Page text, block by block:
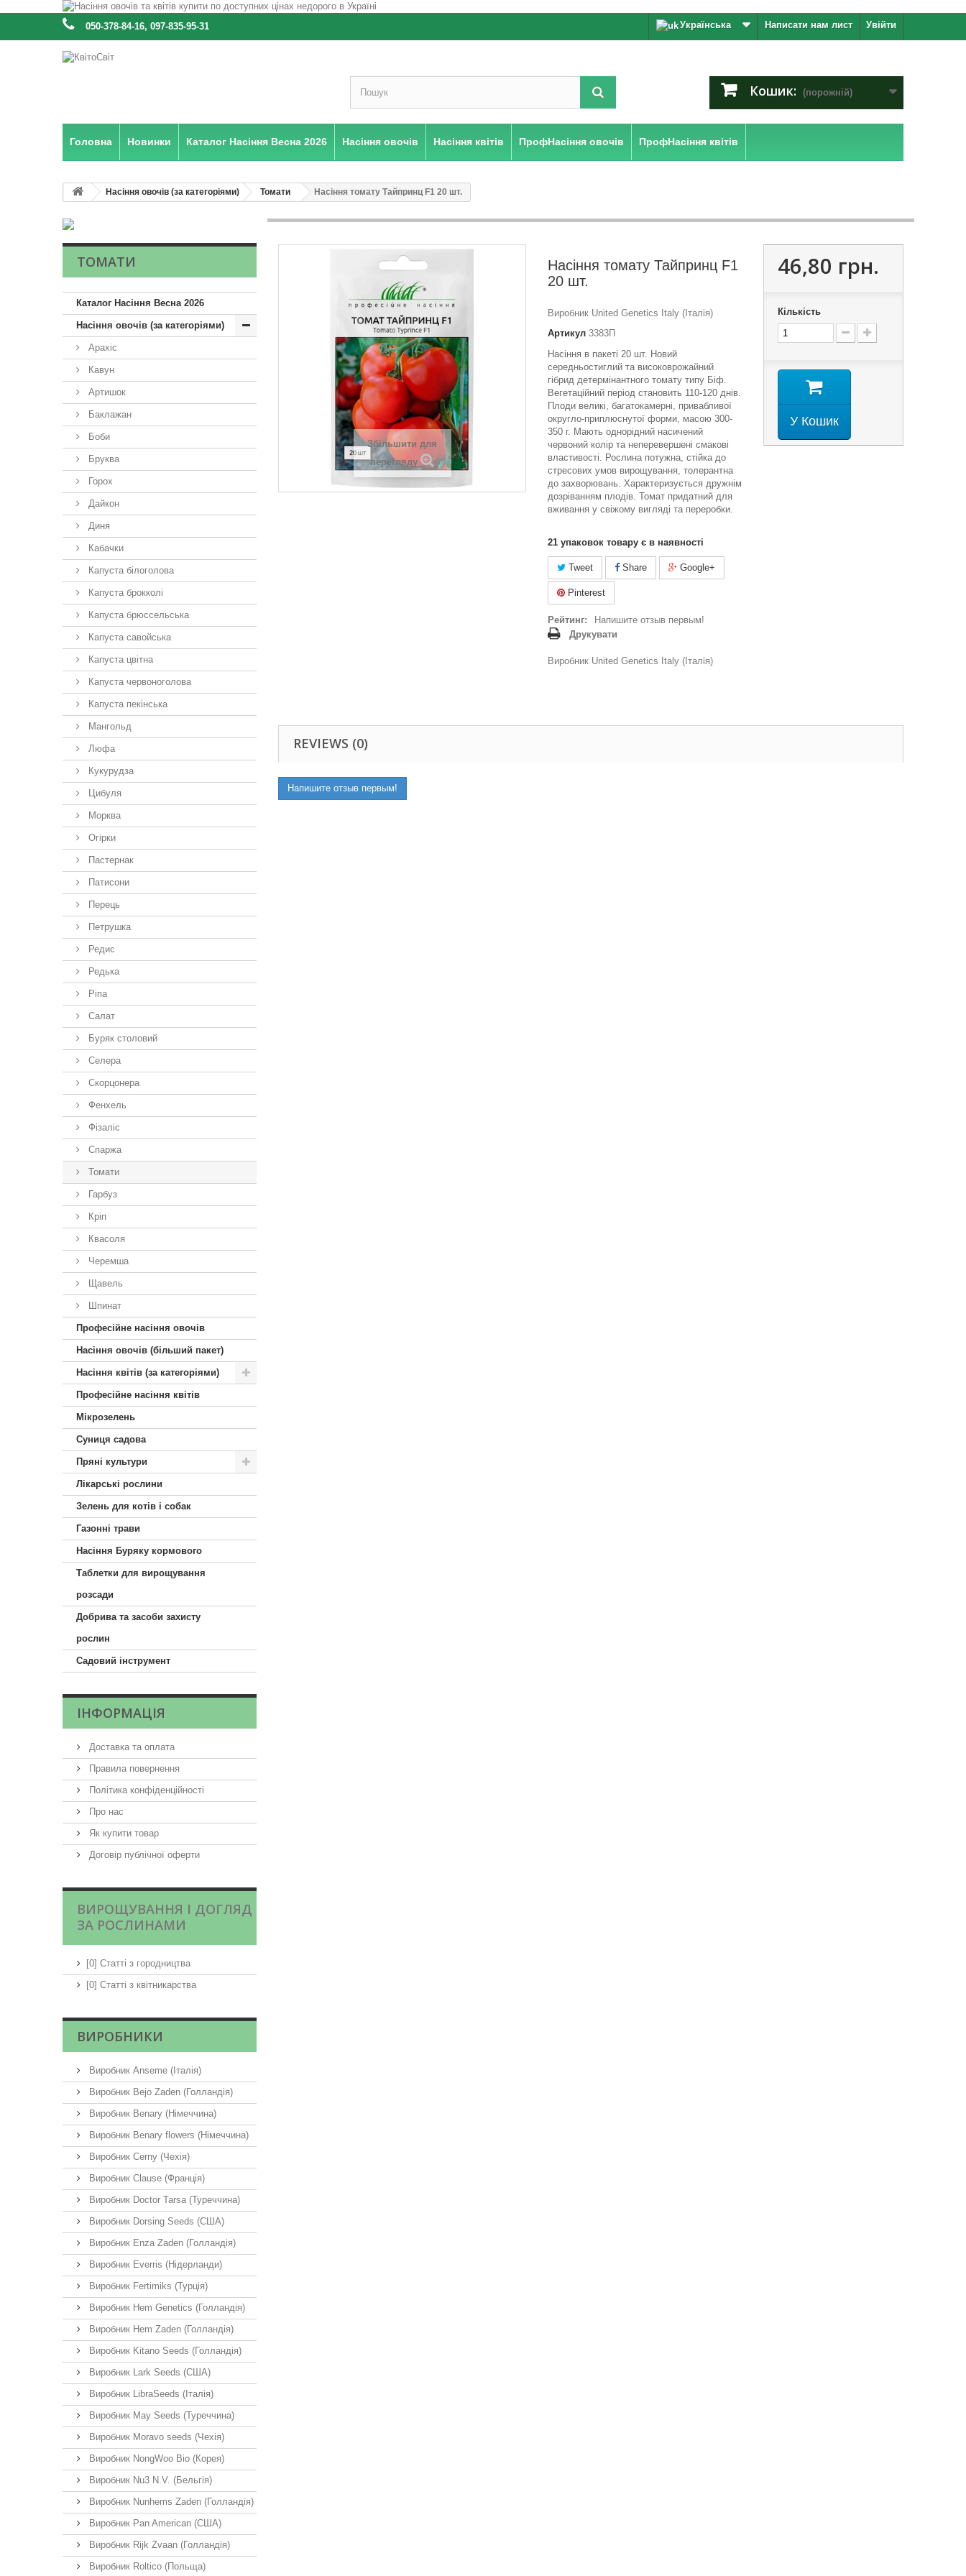
Увійти
Написати нам лист
: 050-378-84-16, 097-835-95-31 Українська
Кошик: (порожній)
Головна Новинки Каталог Насіння Весна 2026 Насіння овочів Насіння квітів ПрофНасіння овочів ПрофНасіння квітів
Насіння овочів (за категоріями) Томати Насіння томату Тайпринц F1 20 шт.
ТОМАТИ
Каталог Насіння Весна 2026
Насіння овочів (за категоріями)
Арахіс
Кавун
Артишок
Баклажан
Боби
Бруква
Горох
Дайкон
Диня
Кабачки
Капуста білоголова
Капуста брокколі
Капуста брюссельська
Капуста савойська
Капуста цвітна
Капуста червоноголова
Капуста пекінська
Мангольд
Люфа
Кукурудза
Цибуля
Морква
Огірки
Пастернак
Патисони
Перець
Петрушка
Редис
Редька
Ріпа
Салат
Буряк столовий
Селера
Скорцонера
Фенхель
Фізаліс
Спаржа
Томати
Гарбуз
Кріп
Квасоля
Черемша
Щавель
Шпинат
Професійне насіння овочів
Насіння овочів (більший пакет)
Насіння квітів (за категоріями)
Професійне насіння квітів
Мікрозелень
Суниця садова
Пряні культури
Лікарські рослини
Зелень для котів і собак
Газонні трави
Насіння Буряку кормового
Таблетки для вирощування
розсади
Добрива та засоби захисту
рослин
Садовий інструмент
ІНФОРМАЦІЯ
Доставка та оплата
Правила повернення
Політика конфіденційності
Про нас
Як купити товар
Договір публічної оферти
ВИРОЩУВАННЯ І ДОГЛЯД
ЗА РОСЛИНАМИ
[0] Статті з городництва
[0] Статті з квітникарства
ВИРОБНИКИ
Виробник Anseme (Італія)
Виробник Bejo Zaden (Голландія)
Виробник Benary (Німеччина)
Виробник Benary flowers (Німеччина)
Виробник Cerny (Чехія)
Виробник Clause (Франція)
Виробник Doctor Tarsa (Туреччина)
Виробник Dorsing Seeds (США)
Виробник Enza Zaden (Голландія)
Виробник Everris (Нідерланди)
Виробник Fertimiks (Турція)
Виробник Hem Genetics (Голландія)
Виробник Hem Zaden (Голландія)
Виробник Kitano Seeds (Голландія)
Виробник Lark Seeds (США)
Виробник LibraSeeds (Італія)
Виробник May Seeds (Туреччина)
Виробник Moravo seeds (Чехія)
Виробник NongWoo Bio (Корея)
Виробник Nu3 N.V. (Бельгія)
Виробник Nunhems Zaden (Голландія)
Виробник Pan American (США)
Виробник Rijk Zvaan (Голландія)
Виробник Roltico (Польща)
Збільшити для
перегляду
Насіння томату Тайпринц F1
20 шт.
Виробник United Genetics Italy (Італія)
Артикул 3383П
Насіння в пакеті 20 шт. Новий
середньостиглий та високоврожайний
гібрид детермінантного томату типу Біф.
Вегетаційний період становить 110-120 днів.
Плоди великі, багатокамерні, привабливої
округло-приплюснутої форми, масою 300-
350 г. Мають однорідний насичений
червоний колір та неперевершені смакові
властивості. Рослина потужна, стійка до
стресових умов вирощування, толерантна
до захворювань. Характеризується дружнім
дозріванням плодів. Томат придатний для
вживання у свіжому вигляді та переробки.
21 упаковок товару є в наявності
Tweet Share Google+
Pinterest
Рейтинг:
Напишите отзыв первым!
Друкувати
Виробник United Genetics Italy (Італія)
46,80 грн.
Кількість
У Кошик
REVIEWS (0)
Напишите отзыв первым!